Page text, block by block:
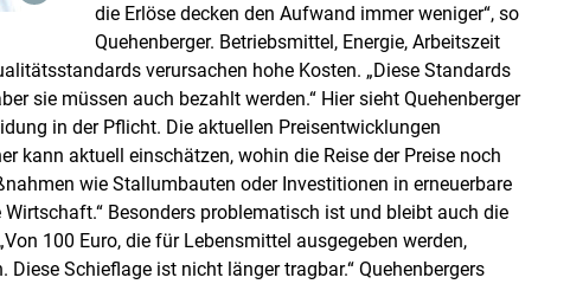
die Erlöse decken den Aufwand immer weniger“, so
Quehenberger. Betriebsmittel, Energie, Arbeitszeit
verursachen hohe Kosten. „Diese Standards
sie müssen auch bezahlt werden.“ Hier sieht Quehenberger
in der Pflicht. Die aktuellen Preisentwicklungen
kann aktuell einschätzen, wohin die Reise der Preise noch
wie Stallumbauten oder Investitionen in erneuerbare
Besonders problematisch ist und bleibt auch die
100 Euro, die für Lebensmittel ausgegeben werden,
Schieflage ist nicht länger tragbar.“ Quehenbergers